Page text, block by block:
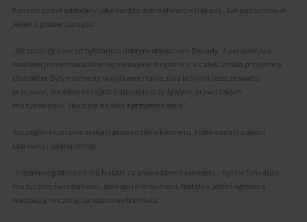
Koncert został odebrany jako bardzo dobre otwarcie Dekady. Jak podsumował
jeden z głosów zarządu:
„Wczorajszy koncert był bardzo dobrym otwarciem Dekady. Z perspektywy
widowni prezentowaliście się niezwykle elegancko, a całość miała przyjemny
charakter. Były momenty wyjątkowe i takie, nad którymi jeszcze warto
pracować, ale właśnie to jest naturalne przy żywym, prawdziwym
muzykowaniu. Słuchało się Was z przyjemnością.”
Szczególne uznanie zyskało prowadzenie koncertu, które nadało całości
klarowną i spójną formę:
„Ogromne gratulacje dla Natalii za prowadzenie koncertu – było w tym dużo
muzycznej świadomości, spokoju i klarowności. Natalko, jesteś ogromną
wartością i wczoraj bardzo to wybrzmiało.”